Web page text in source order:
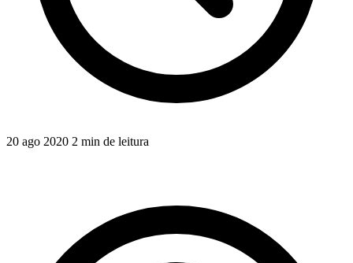
20 ago 2020 2 min de leitura